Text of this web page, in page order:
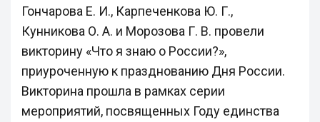
Гончарова Е. И., Карпеченкова Ю. Г.,
Кунникова О. А. и Морозова Г. В. провели
викторину «Что я знаю о России?»,
приуроченную к празднованию Дня России.
Викторина прошла в рамках серии
мероприятий, посвященных Году единства